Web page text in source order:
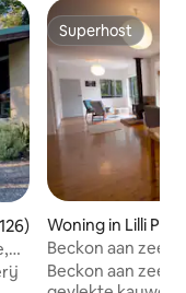
beoordeling van
Superhost
Superhost
Woning in Lilli Pilli
Beckon aan zee
Beckon aan zee